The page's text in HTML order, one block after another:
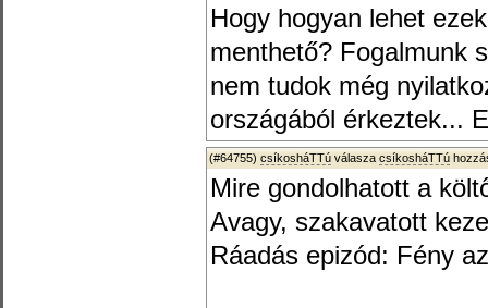
Hogy hogyan lehet
menthető? Fogalmunk
nem tudok még
országából érkeztek...
(#64755) csíkosháTTú válasza csíkosháTTú
Mire gondolhatott a
Avagy, szakavatott
Ráadás epizód: Fény